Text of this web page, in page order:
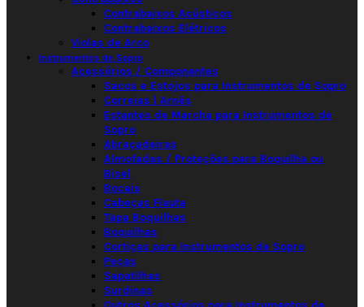
Contrabaixos Acústicos
Contrabaixos Elétricos
Violas de Arco
Instrumentos de Sopro
Acessórios / Componentes
Sacos e Estojos para Instrumentos de Sopro
Correias | Arnês
Estantes de Marcha para Instrumentos de
Sopro
Abraçadeiras
Almofadas / Proteções para Boquilha ou
Bisel
Bocais
Cabeças Flauta
Tapa Boquilhas
Boquilhas
Cortiças para Instrumentos de Sopro
Peças
Sapatilhas
Surdinas